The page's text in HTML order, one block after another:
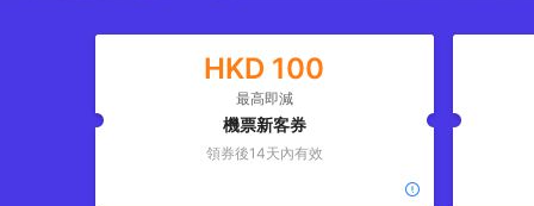
HKD 100
最高即減
機票新客券
領券後14天內有效